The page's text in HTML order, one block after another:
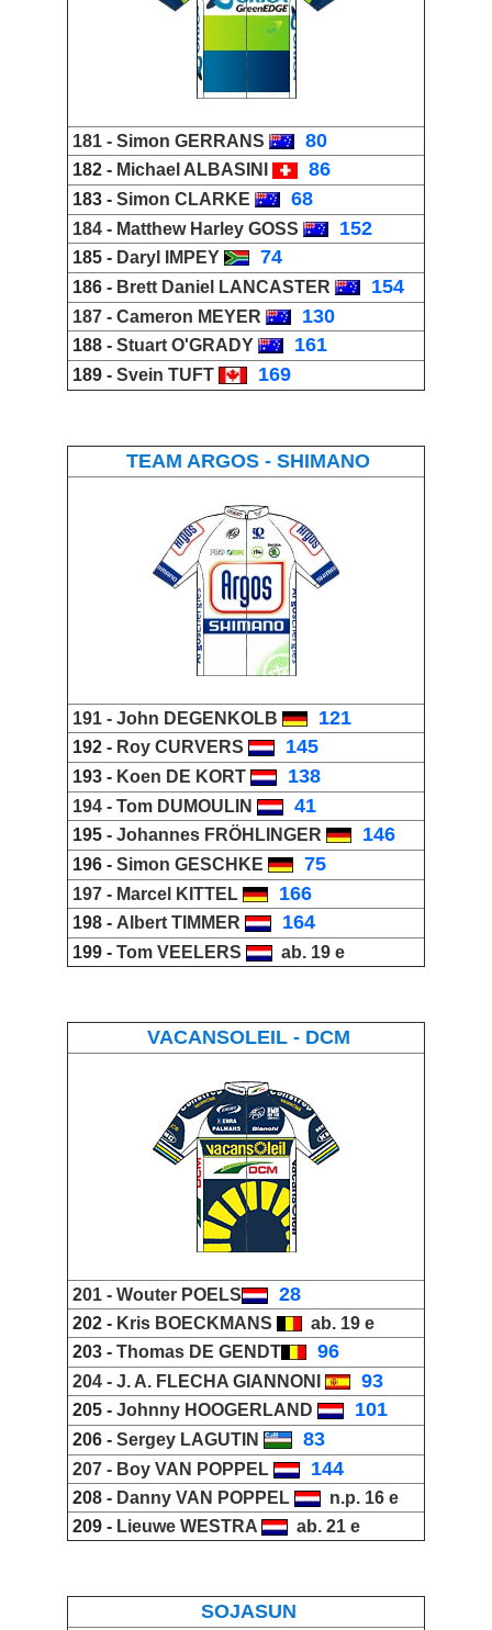
181 - Simon GERRANS 80
182 - Michael ALBASINI 86
183 - Simon CLARKE 68
184 - Matthew Harley GOSS 152
185 - Daryl IMPEY 74
186 - Brett Daniel LANCASTER 154
187 - Cameron MEYER 130
188 - Stuart O'GRADY 161
189 - Svein TUFT 169
TEAM ARGOS - SHIMANO
191 - John DEGENKOLB 121
192 - Roy CURVERS 145
193 - Koen DE KORT 138
194 - Tom DUMOULIN 41
195 - Johannes FRÖHLINGER 146
196 - Simon GESCHKE 75
197 - Marcel KITTEL 166
198 - Albert TIMMER 164
199 - Tom VEELERS ab. 19 e
VACANSOLEIL - DCM
201 - Wouter POELS 28
202 - Kris BOECKMANS
ab. 19 e
203 - Thomas DE GENDT 96
204 - J. A. FLECHA GIANNONI 93
205 - Johnny HOOGERLAN D 101
206 - Sergey LAGUTIN 83
207 - Boy VAN POPPEL 144
208 - Danny VAN POPPEL
n.p. 16 e
209 - Lieuwe WESTRA ab. 21 e
SOJASUN